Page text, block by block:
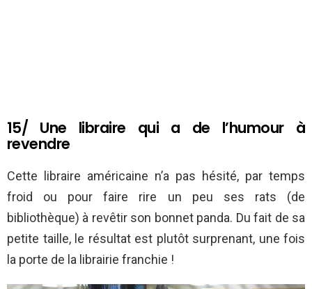
15/ Une libraire qui a de l’humour à
revendre
Cette libraire américaine n’a pas hésité, par temps
froid ou pour faire rire un peu ses rats (de
bibliothèque) à revêtir son bonnet panda. Du fait de sa
petite taille, le résultat est plutôt surprenant, une fois
la porte de la librairie franchie !